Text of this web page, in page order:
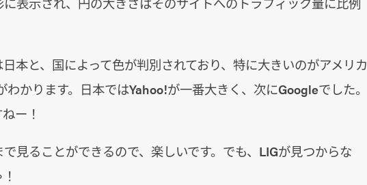
本と、国によって色が判別されており、特に大きいのがアメリカ
かります。日本ではYahoo!が一番大きく、次にGoogleでした。
ー！
見ることができるので、楽しいです。でも、LIGが見つからな